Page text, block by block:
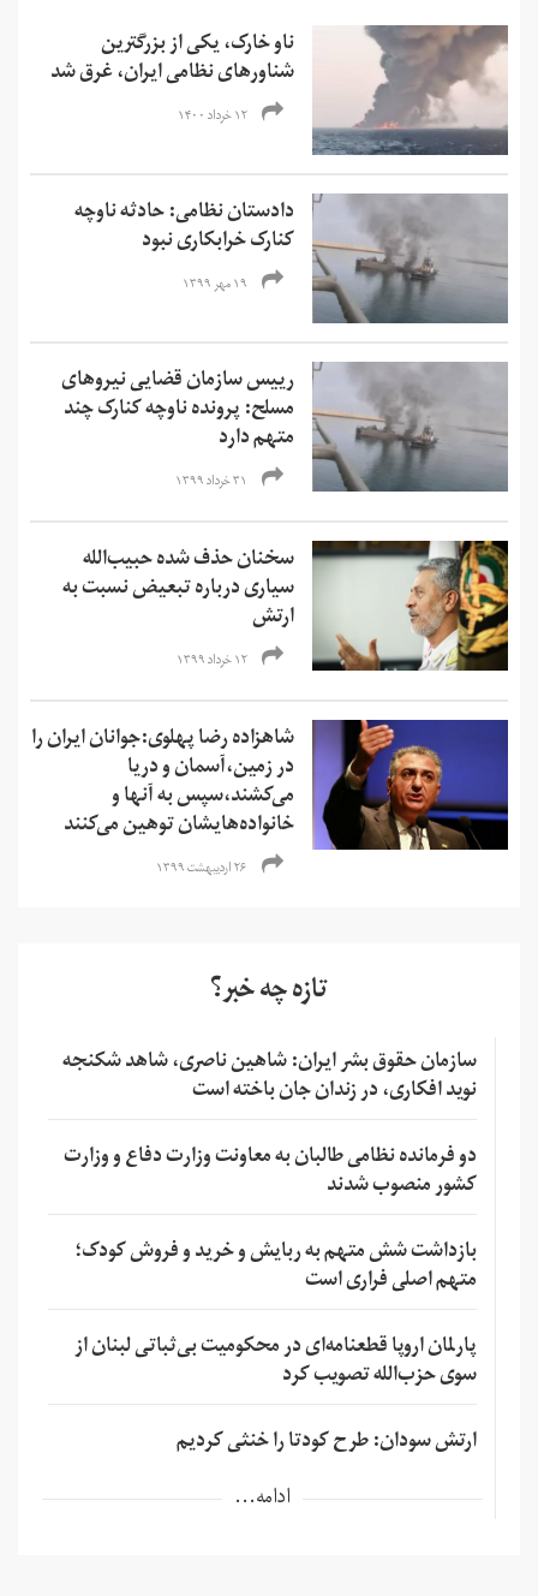
ناو خارک، یکی از بزرگترین
شناورهای نظامی ایران، غرق شد
۱۲ خرداد ۱۴۰۰
دادستان نظامی: حادثه ناوچه
کنارک خرابکاری نبود
۱۹ مهر ۱۳۹۹
رییس سازمان قضایی نیروهای
مسلح: پرونده ناوچه کنارک چند
متهم دارد
۳۱ خرداد ۱۳۹۹
سخنان حذف شده‌ حبیب‌الله
سیاری درباره تبعیض نسبت به
ارتش
۱۲ خرداد ۱۳۹۹
شاهزاده رضا پهلوی:جوانان ایران را
در زمین،آسمان و دریا
می‌کشند،سپس به آنها و
خانواده‌هایشان توهین می‌کنند
۲۶ اردیبهشت ۱۳۹۹
تازه چه خبر؟
سازمان حقوق بشر ایران: شاهین ناصری، شاهد شکنجه
نوید افکاری، در زندان جان باخته است
دو فرمانده نظامی طالبان به معاونت وزارت دفاع و وزارت
کشور منصوب شدند
بازداشت شش متهم به ربایش و خرید و فروش کودک؛
متهم اصلی فراری است
پارلمان اروپا قطعنامه‌ای در محکومیت بی‌ثباتی لبنان از
سوی حزب‌الله تصویب کرد
ارتش سودان: طرح کودتا را خنثی کردیم
ادامه...